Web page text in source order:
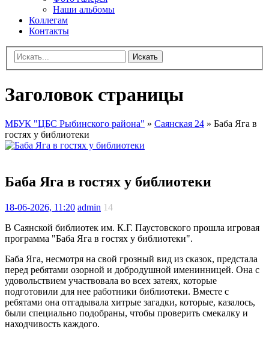
Наши альбомы
Коллегам
Контакты
Искать
Заголовок страницы
МБУК "ЦБС Рыбинского района" » Саянская 24 » Баба Яга в
гостях у библиотеки
Баба Яга в гостях у библиотеки
18-06-2026, 11:20 admin 14
В Саянской библиотек им. К.Г. Паустовского прошла игровая
программа "Баба Яга в гостях у библиотеки".
Баба Яга, несмотря на свой грозный вид из сказок, предстала
перед ребятами озорной и добродушной именинницей. Она с
удовольствием участвовала во всех затеях, которые
подготовили для нее работники библиотеки. Вместе с
ребятами она отгадывала хитрые загадки, которые, казалось,
были специально подобраны, чтобы проверить смекалку и
находчивость каждого.